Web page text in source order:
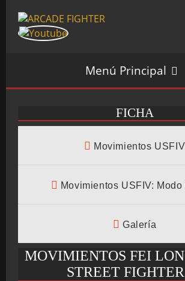
Menú Principal
INICIO
GALERÍAS
FICHA
Movimientos USFIV
Movimientos USFIV: Modo
Galería
MOVIMIENTOS FEI
STREET